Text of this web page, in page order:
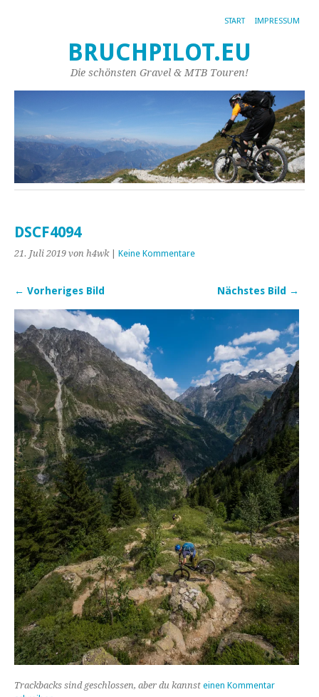
START IMPRESSUM
BRUCHPILOT.EU
Die schönsten Gravel & MTB Touren!
DSCF4094
21. Juli 2019 von h4wk| Keine Kommentare
← Vorheriges Bild Nächstes Bild →
Trackbacks sind geschlossen, aber du kannst einen Kommentar